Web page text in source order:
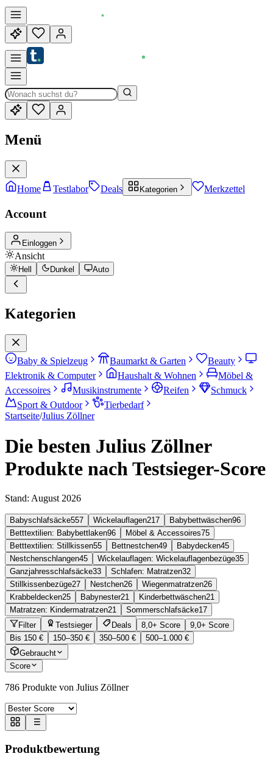
Menü
Home Testlabor Deals Kategorien Merkzettel
Account
Einloggen
Ansicht
Hell Dunkel Auto
Kategorien
Baby & Spielzeug Baumarkt & Garten
Beauty
Elektronik & Computer
Haushalt & Wohnen
Möbel &
Accessoires
Musikinstrumente Reifen
Schmuck
Sport & Outdoor
Tierbedarf
Startseite/Julius Zöllner
Die besten Julius Zöllner
Produkte nach Testsieger-Score
Stand: August 2026
Babyschlafsäcke557 Wickelauflagen217 Babybettwäschen96
Betttextilien: Babybettlaken96 Möbel & Accessoires75
Betttextilien: Stillkissen55 Bettnestchen49 Babydecken45
Nestchenschlangen45 Wickelauflagen: Wickelauflagenbezüge35
Ganzjahresschlafsäcke33 Schlafen: Matratzen32
Stillkissenbezüge27 Nestchen26 Wiegenmatratzen26
Krabbeldecken25 Babynester21 Kinderbettwäschen21
Matratzen: Kindermatratzen21 Sommerschlafsäcke17
Filter
Testsieger Deals 8,0+ Score
9,0+ Score
Bis 150 €
150–350 € 350–500 €
500–1.000 €
Gebraucht
Score
786 Produkte von Julius Zöllner
Produktbewertung